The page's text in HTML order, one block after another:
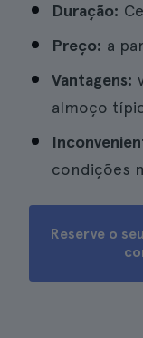
Duração:
Preço: a
Vantagens:
almoço
condições
Reserve o